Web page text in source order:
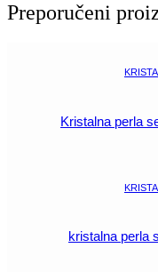
Preporučeni
Kristalna perla
kristalna perla